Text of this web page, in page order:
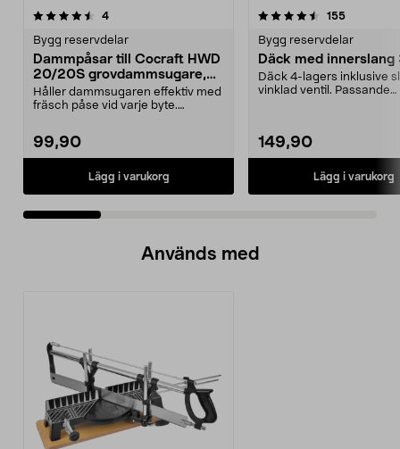
4recensioner
Bygg reservdelar
Dammpåsar till Cocraft HWD
20/20S grovdammsugare,
5-pack
Håller dammsugaren effektiv med
fräsch påse vid varje byte.
99,90
Lägg i varukorg
4.5 av 5 stjärnor 155
Bygg reservdelar
Däck med
Däck 4-lagers inklusive
vinklad ventil. Passande
149,90
Lägg i varukorg
5.0 av 5 stjärnor
Används med